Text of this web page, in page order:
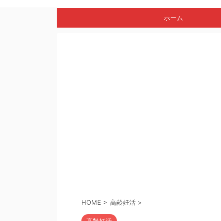
ホーム
HOME > 高齢妊活 >